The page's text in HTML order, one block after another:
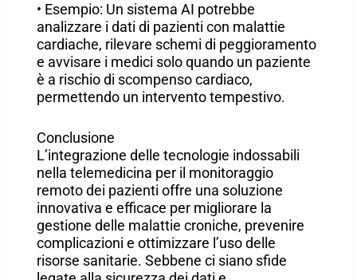
• Esempio: Un sistema AI potrebbe
analizzare i dati di pazienti con malattie
cardiache, rilevare schemi di peggioramento
e avvisare i medici solo quando un paziente
è a rischio di scompenso cardiaco,
permettendo un intervento tempestivo.
Conclusione
L’integrazione delle tecnologie indossabili
nella telemedicina per il monitoraggio
remoto dei pazienti offre una soluzione
innovativa e efficace per migliorare la
gestione delle malattie croniche, prevenire
complicazioni e ottimizzare l’uso delle
risorse sanitarie. Sebbene ci siano sfide